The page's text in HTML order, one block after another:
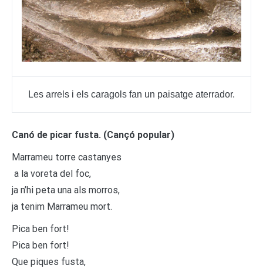
Les arrels i els caragols fan un paisatge aterrador.
Canó de picar fusta. (Cançó popular)
Marrameu torre castanyes
a la voreta del foc,
ja n’hi peta una als morros,
ja tenim Marrameu mort.
Pica ben fort!
Pica ben fort!
Que piques fusta,